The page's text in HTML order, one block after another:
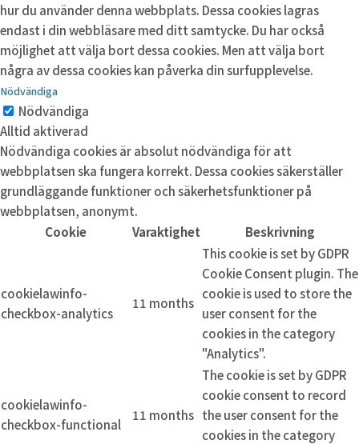
hur du använder denna webbplats. Dessa cookies lagras
endast i din webbläsare med ditt samtycke. Du har också
möjlighet att välja bort dessa cookies. Men att välja bort
några av dessa cookies kan påverka din surfupplevelse.
Nödvändiga
Nödvändiga
Alltid aktiverad
Nödvändiga cookies är absolut nödvändiga för att
webbplatsen ska fungera korrekt. Dessa cookies säkerställer
grundläggande funktioner och säkerhetsfunktioner på
webbplatsen, anonymt.
Cookie
Varaktighet Beskrivning
cookielawinfo-
checkbox-analytics
11 months
This cookie is set by GDPR
Cookie Consent plugin. The
cookie is used to store the
user consent for the
cookies in the category
"Analytics".
cookielawinfo-
checkbox-functional
11 months
The cookie is set by GDPR
cookie consent to record
the user consent for the
cookies in the category